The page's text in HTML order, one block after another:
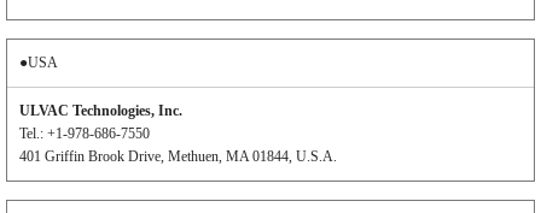
●USA
ULVAC Technologies, Inc.
Tel.: +1-978-686-7550
401 Griffin Brook Drive, Methuen, MA 01844, U.S.A.